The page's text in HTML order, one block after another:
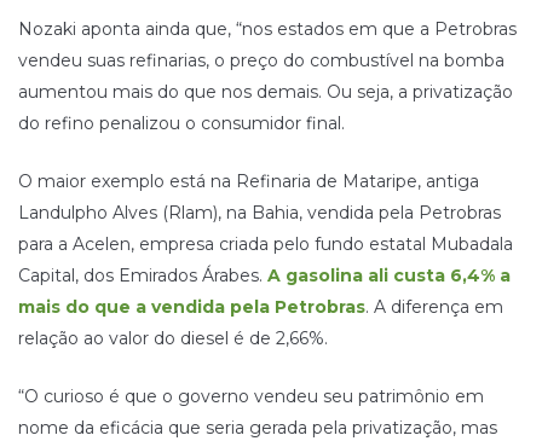
Nozaki aponta ainda que, “nos estados em que a Petrobras
vendeu suas refinarias, o preço do combustível na bomba
aumentou mais do que nos demais. Ou seja, a privatização
do refino penalizou o consumidor final.
O maior exemplo está na Refinaria de Mataripe, antiga
Landulpho Alves (Rlam), na Bahia, vendida pela Petrobras
para a Acelen, empresa criada pelo fundo estatal Mubadala
Capital, dos Emirados Árabes. A gasolina ali custa 6,4% a
mais do que a vendida pela Petrobras. A diferença em
relação ao valor do diesel é de 2,66%.
“O curioso é que o governo vendeu seu patrimônio em
nome da eficácia que seria gerada pela privatização, mas